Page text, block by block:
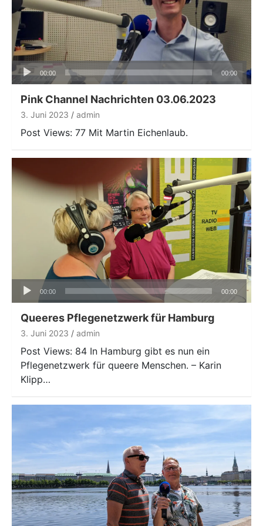
Audio-
Player
00:00 00:00
Pink Channel Nachrichten 03.06.2023
3. Juni 2023 admin
Post Views: 77 Mit Martin Eichenlaub.
Audio-
Player
00:00 00:00
Queeres Pflegenetzwerk für Hamburg
3. Juni 2023 admin
Post Views: 84 In Hamburg gibt es nun ein
Pflegenetzwerk für queere Menschen. – Karin
Klipp…